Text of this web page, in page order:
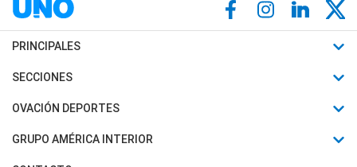
PRINCIPALES
Últimas Noticias
Política
SECCIONES
Horóscopo
Motores
OVACIÓN DEPORTES
Fútbol
Mundial
GRUPO AMÉRICA INTERIOR